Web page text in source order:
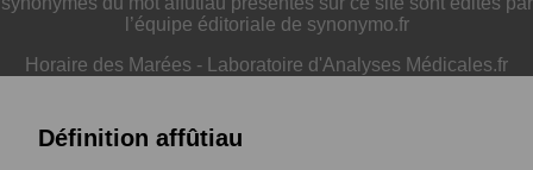
l’équipe éditoriale de synonymo.fr
Horaire des Marées - Laboratoire d'Analyses Médicales.fr
Définition affûtiau